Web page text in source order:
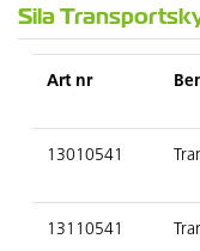
Sila
Art nr
13010541
13110541